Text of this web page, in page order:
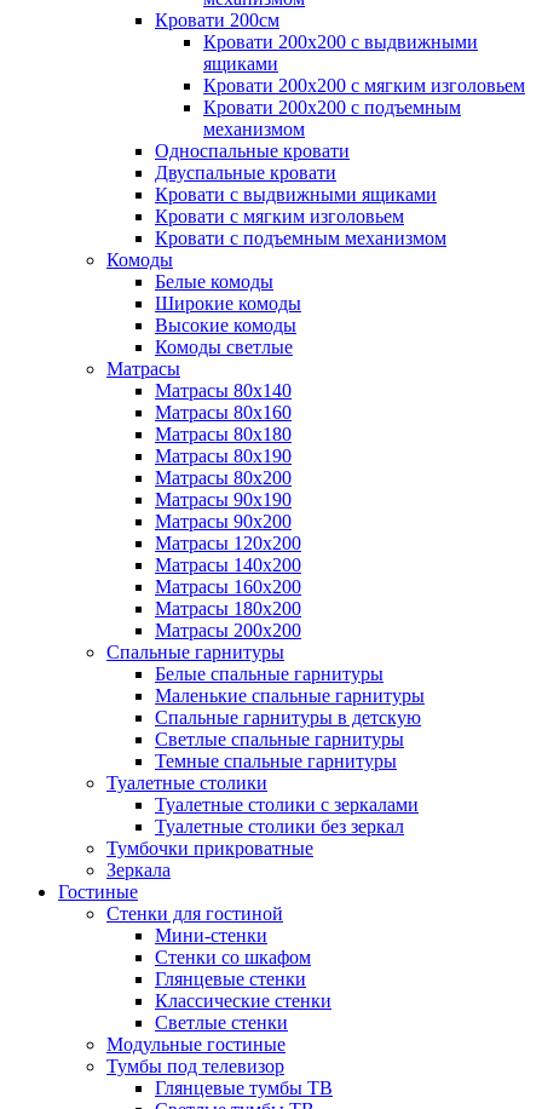
Кровати 200см
Кровати 200х200 с выдвижными
ящиками
Кровати 200х200 с мягким изголовьем
Кровати 200х200 с подъемным
механизмом
Односпальные кровати
Двуспальные кровати
Кровати с выдвижными ящиками
Кровати с мягким изголовьем
Кровати с подъемным механизмом
Комоды
Белые комоды
Широкие комоды
Высокие комоды
Комоды светлые
Матрасы
Матрасы 80х140
Матрасы 80х160
Матрасы 80х180
Матрасы 80х190
Матрасы 80х200
Матрасы 90х190
Матрасы 90х200
Матрасы 120х200
Матрасы 140х200
Матрасы 160х200
Матрасы 180х200
Матрасы 200х200
Спальные гарнитуры
Белые спальные гарнитуры
Маленькие спальные гарнитуры
Спальные гарнитуры в детскую
Светлые спальные гарнитуры
Темные спальные гарнитуры
Туалетные столики
Туалетные столики с зеркалами
Туалетные столики без зеркал
Тумбочки прикроватные
Зеркала
Гостиные
Стенки для гостиной
Мини-стенки
Стенки со шкафом
Глянцевые стенки
Классические стенки
Светлые стенки
Модульные гостиные
Тумбы под телевизор
Глянцевые тумбы ТВ